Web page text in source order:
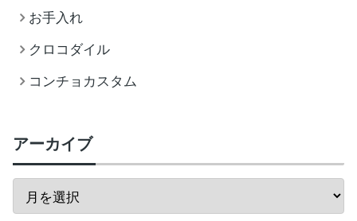
お手入れ
クロコダイル
コンチョカスタム
アーカイブ